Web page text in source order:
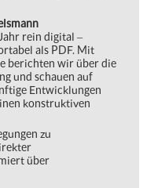
rein digital ‒
als PDF. Mit
berichten wir über die
und schauen auf
Entwicklungen
konstruktiven
zu
über